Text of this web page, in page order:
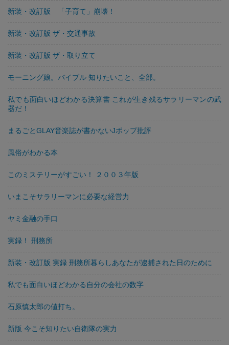
新装・改訂版 「子育て」崩壊！
新装・改訂版 ザ・交通事故
新装・改訂版 ザ・取り立て
モーニング娘。バイブル 知りたいこと、全部。
私でも面白いほどわかる決算書 これが生き残るサラリーマンの武
器だ！
まるごとGLAY音楽誌が書かないJポップ批評
風俗がわかる本
このミステリーがすごい！ ２００３年版
いまこそサラリーマンに必要な経営力
ヤミ金融の手口
実録！ 刑務所
新装・改訂版 実録 刑務所暮らしあなたが逮捕された日のために
私でも面白いほどわかる自分の会社の数字
石原慎太郎の値打ち。
新版 今こそ知りたい自衛隊の実力